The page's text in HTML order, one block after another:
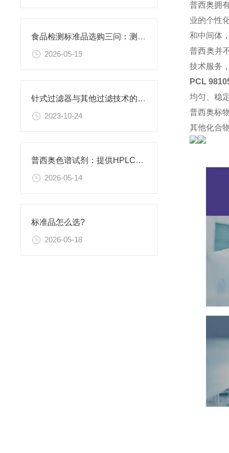
食品检测标准品选购三问：测什么基质？报什么方法？用什么品牌？
2026-05-19
针式过滤器与其他过滤技术的比较
2023-10-24
普西奥色谱试剂：提供HPLC级、LC-MS级等多种规格色谱试剂
2026-05-14
标准品怎么选?
2026-05-18
普西奥拥
业的个性
和中间体
普西奥并
技术服务
PCL
均匀、稳
普西奥标
其他化合